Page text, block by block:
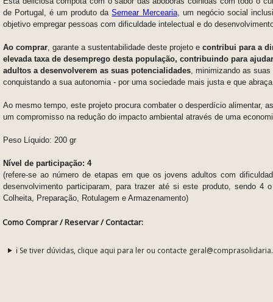
de Portugal, é um produto daSemear Mercearia, um negócio social
objetivo empregar pessoas com dificuldade intelectual e do
Ao comprar , garante a sustentabilidade deste projeto e contribui para a
elevada taxa de desemprego desta população, contribuindo para
adultos a desenvolverem as suas potencialidades , minimizando as
conquistando a sua autonomia - por uma sociedade mais justa e que
Ao mesmo tempo, este projeto procura combater o desperdício alimentar,
um compromisso na redução do impacto ambiental através de uma
Peso Líquido: 200 gr
Nível de participação: 4
(refere-se ao número de etapas em que os jovens adultos com
desenvolvimento participaram, para trazer até si este produto, sendo 4
Colheita, Preparação, Rotulagem e Armazenamento)
Como Comprar / Reservar / Contactar:
ℹ️ Se tiver dúvidas, clique aqui para ler ou contacte